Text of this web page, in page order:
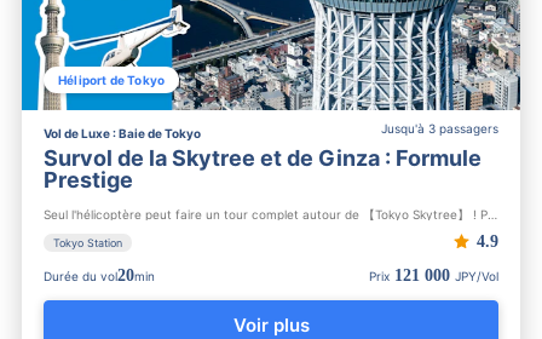
Héliport de Tokyo
Jusqu'à 3 passagers
Vol de Luxe : Baie de Tokyo
Survol de la Skytree et de Ginza : Formule
Prestige
Tokyo Station 4.9
Durée du vol20min Prix 121 000 JPY/Vol
Voir plus